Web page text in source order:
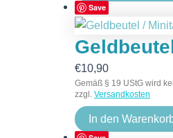
Save
€10,90
Gemäß § 19 UStG wird
zzgl. Versandkosten
In den